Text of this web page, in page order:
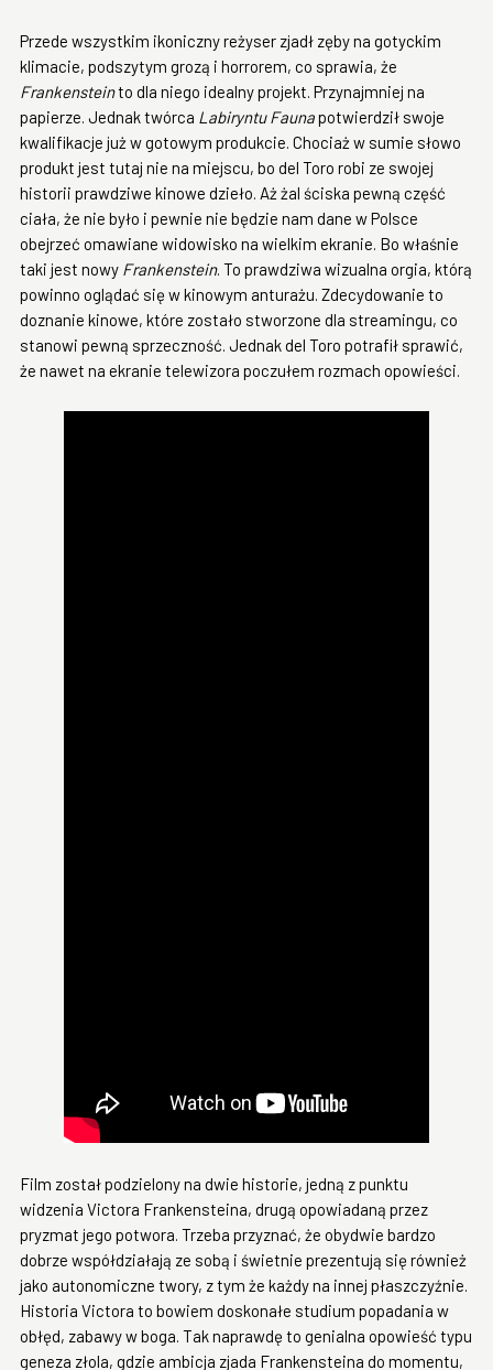
Przede wszystkim ikoniczny reżyser zjadł zęby na gotyckim
klimacie, podszytym grozą i horrorem, co sprawia, że
Frankensteinto dla niego idealny projekt. Przynajmniej na
papierze. Jednak twórca Labiryntu Faunapotwierdził swoje
kwalifikacje już w gotowym produkcie. Chociaż w sumie słowo
produkt jest tutaj nie na miejscu, bo del Toro robi ze swojej
historii prawdziwe kinowe dzieło. Aż żal ściska pewną część
ciała, że nie było i pewnie nie będzie nam dane w Polsce
obejrzeć omawiane widowisko na wielkim ekranie. Bo właśnie
taki jest nowy Frankenstein. To prawdziwa wizualna orgia, którą
powinno oglądać się w kinowym anturażu. Zdecydowanie to
doznanie kinowe, które zostało stworzone dla streamingu, co
stanowi pewną sprzeczność. Jednak del Toro potrafił sprawić,
że nawet na ekranie telewizora poczułem rozmach opowieści.
Film został podzielony na dwie historie, jedną z punktu
widzenia Victora Frankensteina, drugą opowiadaną przez
pryzmat jego potwora. Trzeba przyznać, że obydwie bardzo
dobrze współdziałają ze sobą i świetnie prezentują się również
jako autonomiczne twory, z tym że każdy na innej płaszczyźnie.
Historia Victora to bowiem doskonałe studium popadania w
obłęd, zabawy w boga. Tak naprawdę to genialna opowieść typu
geneza złola, gdzie ambicja zjada Frankensteina do momentu,